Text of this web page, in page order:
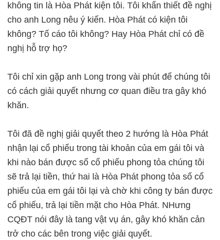
không tin là Hòa Phát kiện tôi. Tôi khẩn thiết đề nghị
cho anh Long nêu ý kiến. Hòa Phát có kiện tôi
không? Tố cáo tôi không? Hay Hòa Phát chỉ có đề
nghị hỗ trợ họ?
Tôi chỉ xin gặp anh Long trong vài phút để chúng tôi
có cách giải quyết nhưng cơ quan điều tra gây khó
khăn.
Tôi đã đề nghị giải quyết theo 2 hướng là Hòa Phát
nhận lại cổ phiếu trong tài khoản của em gái tôi và
khi nào bán được số cổ phiếu phong tỏa chúng tôi
sẽ trả lại tiền, thứ hai là Hòa Phát phong tỏa số cổ
phiếu của em gái tôi lại và chờ khi công ty bán được
cổ phiếu, trả lại tiền mặt cho Hòa Phát. NHưng
CQĐT nói đây là tang vật vụ án, gây khó khăn cản
trở cho các bên trong việc giải quyết.